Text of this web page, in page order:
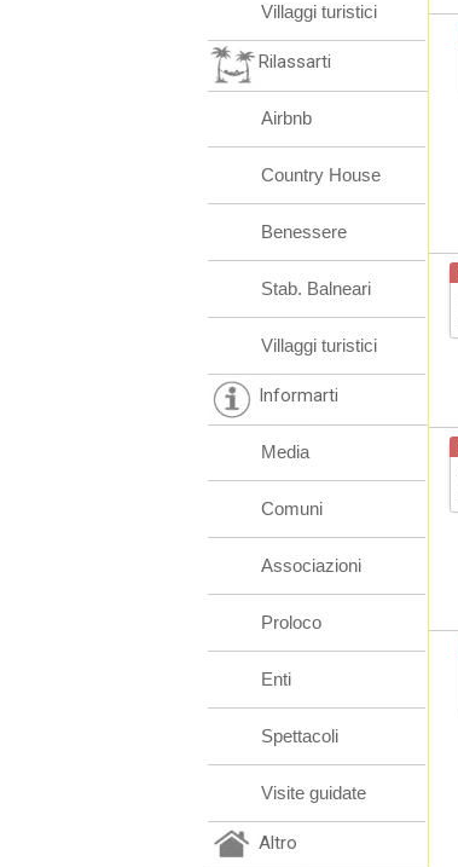
Villaggi turistici
Rilassarti
Airbnb
Country House
Benessere
Stab. Balneari
Villaggi turistici
Informarti
Media
Comuni
Associazioni
Proloco
Enti
Spettacoli
Visite guidate
Altro